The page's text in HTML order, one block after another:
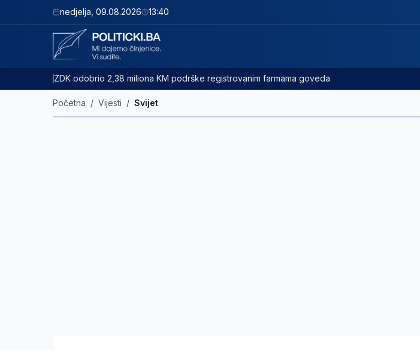
nedjelja 09.08.2026 13:40
ZDK odobrio 2,38 miliona KM podrške registrovanim farmama goveda
Početna / Vijesti / Svijet